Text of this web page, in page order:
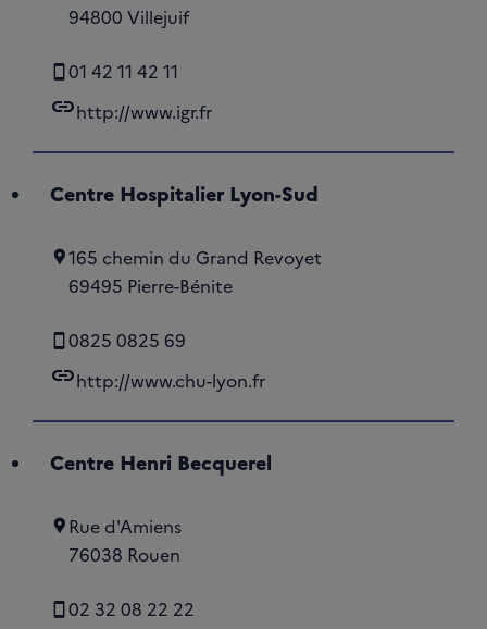
94800 Villejuif
01 42 11 42 11
linkhttp://www.igr.fr
Centre Hospitalier Lyon-Sud
165 chemin du Grand Revoyet
69495 Pierre-Bénite
0825 0825 69
linkhttp://www.chu-lyon.fr
Centre Henri Becquerel
Rue d'Amiens
76038 Rouen
02 32 08 22 22